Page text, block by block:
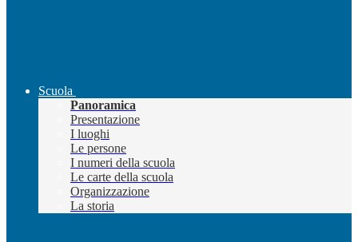
Scuola
Panoramica
Presentazione
I luoghi
Le persone
I numeri della scuola
Le carte della scuola
Organizzazione
La storia